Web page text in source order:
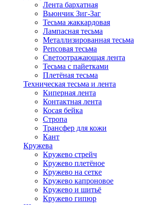
Лента бархатная
Вьюнчик Зиг-Заг
Тесьма жаккардовая
Лампасная тесьма
Металлизированная тесьма
Репсовая тесьма
Светоотражающая лента
Тесьма с пайетками
Плетёная тесьма
Техническая тесьма и лента
Киперная лента
Контактная лента
Косая бейка
Стропа
Трансфер для кожи
Кант
Кружева
Кружево стрейч
Кружево плетёное
Кружево на сетке
Кружево капроновое
Кружево и шитьё
Кружево гипюр